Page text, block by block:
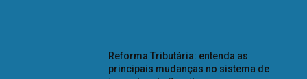
Reforma Tributária: entenda as
principais mudanças no sistema de